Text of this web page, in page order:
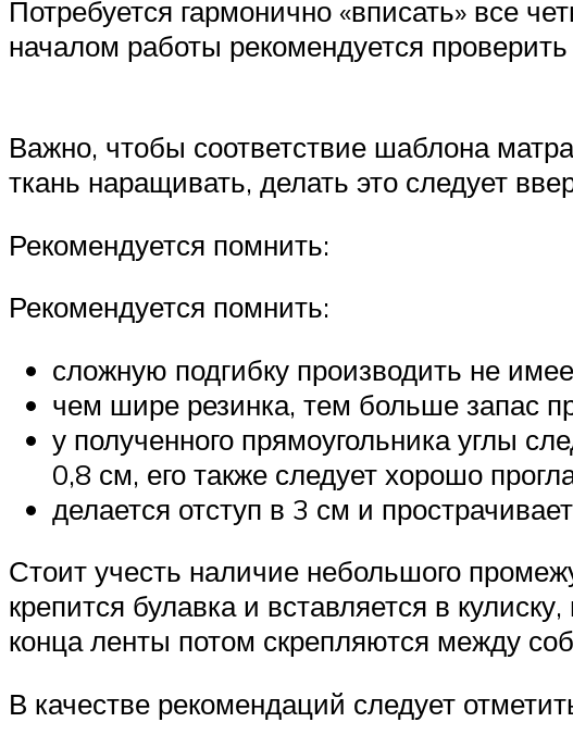
Потребуется гармонично «вписать» все
началом работы рекомендуется
Важно, чтобы соответствие шаблона
ткань наращивать, делать это следует
Рекомендуется помнить:
Рекомендуется помнить:
сложную подгибку производить не
чем шире резинка, тем больше запас
у полученного прямоугольника углы
0,8 см, его также следует хорошо
делается отступ в 3 см и
Стоит учесть наличие небольшого
крепится булавка и вставляется в
конца ленты потом скрепляются между
В качестве рекомендаций следует